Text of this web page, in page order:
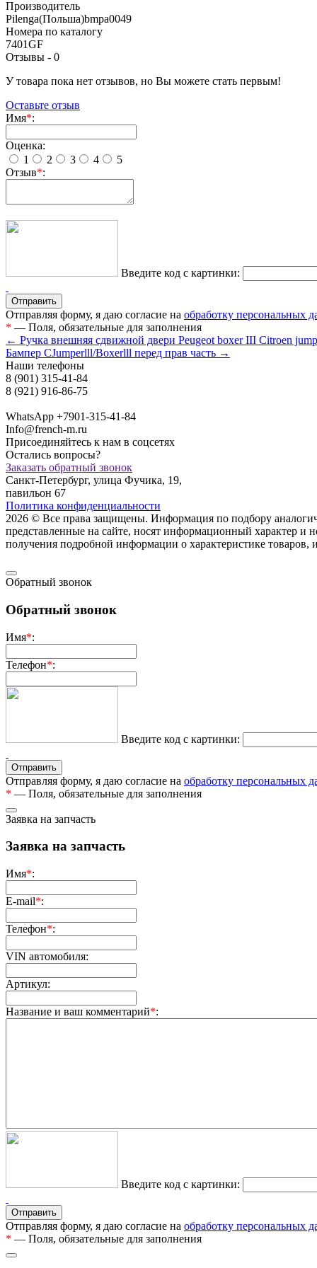
Производитель
Pilenga(Польша)bmpa0049
Номера по каталогу
7401GF
Отзывы - 0
У товара пока нет отзывов, но Вы можете стать первым!
Оставьте отзыв
Имя*:
Оценка:
1
2 3 4
5
Отзыв*:
Введите код с картинки:
Отправляя форму, я даю согласие на обработку персональных
* — Поля, обязательные для заполнения
← Ручка внешняя сдвижной двери Peugeot boxer III Citroen
Бампер CJumperlll/Boxerlll перед прав часть →
Наши телефоны
8 (901) 315-41-84
8 (921) 916-86-75
WhatsApp +7901-315-41-84
Info@french-m.ru
Присоединяйтесь к нам в соцсетях
Остались вопросы?
Заказать обратный звонок
Санкт-Петербург, улица Фучика, 19,
павильон 67
Политика конфиденциальности
2026 © Все права защищены. Информация по подбору
представленные на сайте, носят информационный характер и
пoлучения подрoбной инфoрмации о харaктеристике
Обратный звонок
Обратный звонок
Имя*:
Телефон*:
Введите код с картинки:
Отправляя форму, я даю согласие на обработку персональных
* — Поля, обязательные для заполнения
Заявка на запчасть
Заявка на запчасть
Имя*:
E-mail*:
Телефон*:
VIN автомобиля:
Артикул:
Название и ваш комментарий*:
Введите код с картинки:
Отправляя форму, я даю согласие на обработку персональных
* — Поля, обязательные для заполнения